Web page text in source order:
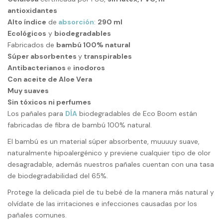
antioxidantes
Alto índice de absorción: 290 ml
Ecológicos y biodegradables
Fabricados de bambú 100% natural
Súper absorbentes y transpirables
Antibacterianos e inodoros
Con aceite de Aloe Vera
Muy suaves
Sin tóxicos ni perfumes
Los pañales para DÍA biodegradables de Eco Boom están
fabricadas de fibra de bambú 100% natural.
El bambú es un material súper absorbente, muuuuy suave,
naturalmente hipoalergénico y previene cualquier tipo de olor
desagradable, además nuestros pañales cuentan con una tasa
de biodegradabilidad del 65%.
Protege la delicada piel de tu bebé de la manera más natural y
olvídate de las irritaciones e infecciones causadas por los
pañales comunes.